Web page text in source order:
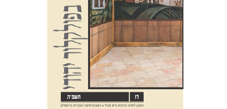
הנחת אתר ספר מודפס
$35
$32